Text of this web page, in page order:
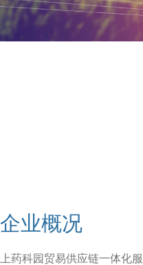
企业概况
上药科园贸易供应链一体化